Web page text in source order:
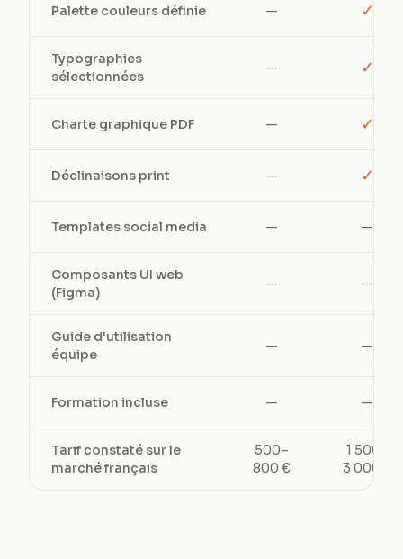
Palette couleurs définie — ✓
Typographies
sélectionnées
— ✓
Charte graphique PDF — ✓
Déclinaisons print — ✓
Templates social media — —
Composants UI web
(Figma)
— —
Guide d'utilisation
équipe
— —
Formation incluse — —
Tarif constaté sur le
marché français
500–
800 €
1 500–
3 000 €